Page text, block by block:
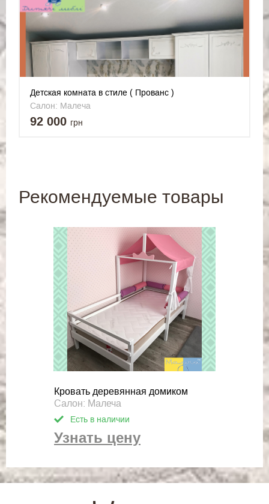
Детская комната в стиле ( Прованс )
Салон: Малеча
92 000 грн
Рекомендуемые товары
Кровать деревянная домиком
Салон: Малеча
Есть в наличии
Узнать цену